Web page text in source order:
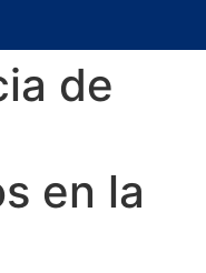
de
en la